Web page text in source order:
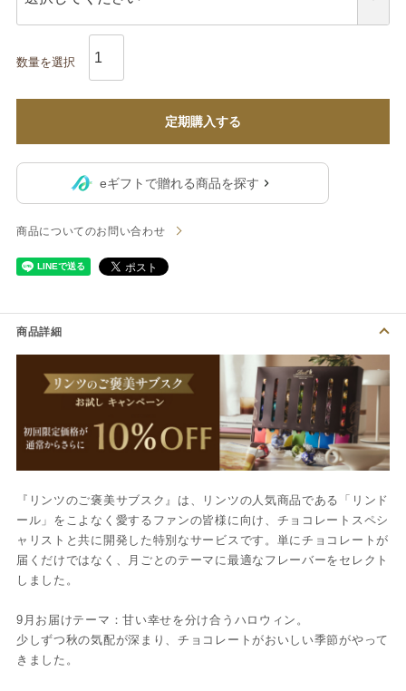
定期購入する
eギフトで贈れる商品を探す
商品についてのお問い合わせ
商品詳細
『リンツのご褒美サブスク』は、リンツの人気商品である「リンド
ール」をこよなく愛するファンの皆様に向け、チョコレートスペシ
ャリストと共に開発した特別なサービスです。単にチョコレートが
届くだけではなく、月ごとのテーマに最適なフレーバーをセレクト
しました。
9月お届けテーマ：甘い幸せを分け合うハロウィン。
少しずつ秋の気配が深まり、チョコレートがおいしい季節がやって
きました。